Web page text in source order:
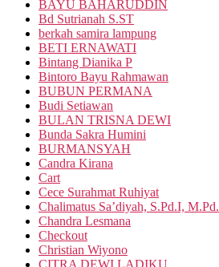
BAYU BAHARUDDIN
Bd Sutrianah S.ST
berkah samira lampung
BETI ERNAWATI
Bintang Dianika P
Bintoro Bayu Rahmawan
BUBUN PERMANA
Budi Setiawan
BULAN TRISNA DEWI
Bunda Sakra Humini
BURMANSYAH
Candra Kirana
Cart
Cece Surahmat Ruhiyat
Chalimatus Sa’diyah, S.Pd.I, M.Pd.
Chandra Lesmana
Checkout
Christian Wiyono
CITRA DEWI LADIKU